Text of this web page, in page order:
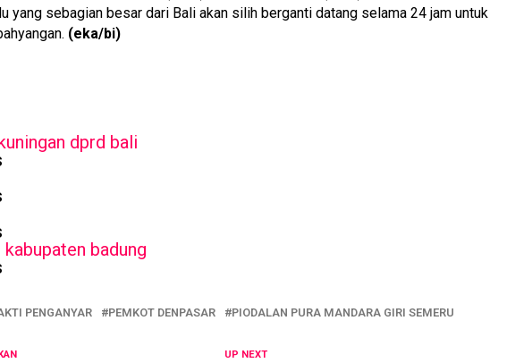
yang sebagian besar dari Bali akan silih berganti datang selama 24 jam untuk
(eka/bi)
PENGANYAR PEMKOT DENPASAR PIODALAN PURA MANDARA GIRI SEMERU
UP NEXT